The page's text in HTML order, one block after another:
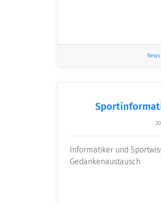
News
Informatiker und
Gedankenaustausch